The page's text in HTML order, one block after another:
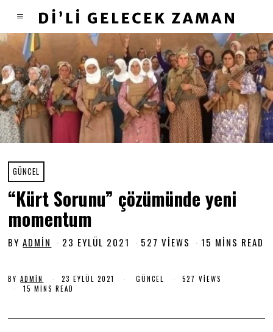
GÜNCEL
“Kürt Sorunu” çözümünde yeni
momentum
BYADMIN 23 EYLÜL 2021
R
I
527 VIEWS 15 MINS READ
BYADMIN 23 EYLÜL 2021 GÜNCEL
527 VIEWS
15 MINS READ